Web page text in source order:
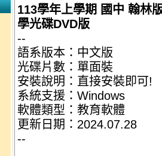
113學年上學期 國中 翰林
學光碟DVD版
--
語系版本：中文版
光碟片數：單面裝
安裝說明：直接安裝即可!
系統支援：Windows
軟體類型：教育軟體
更新日期：2024.07.28
--